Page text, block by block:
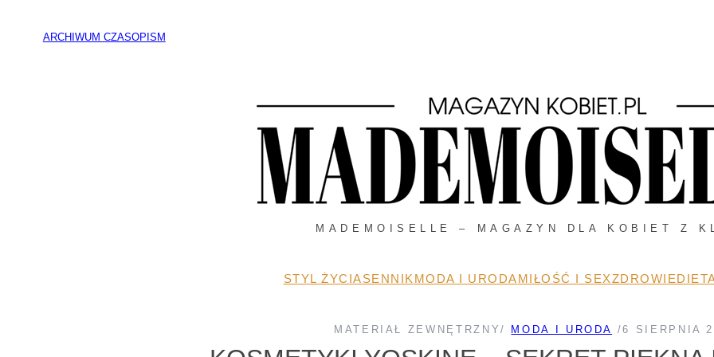
ARCHIWUM CZASOPISM
MADEMOISELLE – MAGAZYN DLA KOBIET Z
STYL ŻYCIASENNIK MODA I URODAMIŁOŚĆ I SEXZDROWIE
MATERIAŁ ZEWNĘTRZNY/ MODA I URODA /6 SIERPNIA